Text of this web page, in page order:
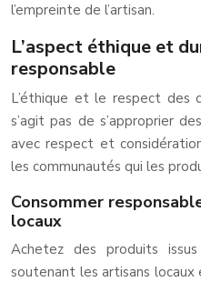
l’empreinte de l’artisan.
L’aspect éthique et
responsable
L’éthique et le respect des
s’agit pas de s’approprier
avec respect et
les communautés qui les
Consommer
locaux
Achetez des produits
soutenant les artisans